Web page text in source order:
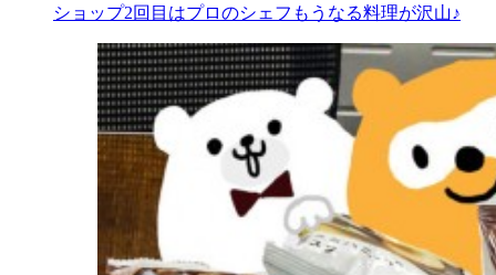
ショップ2回目はプロのシェフもうなる料理が沢山♪